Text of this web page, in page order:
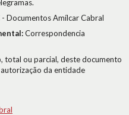
- Documentos Amílcar Cabral
Correspondencia
total ou parcial, deste documento
da entidade